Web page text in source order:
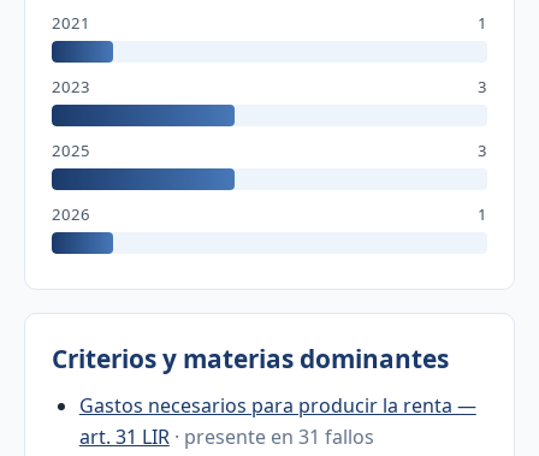
2021 1
2023 3
2025 3
2026 1
Criterios y materias dominantes
Gastos necesarios para producir la renta —
art. 31 LIR · presente en 31 fallos